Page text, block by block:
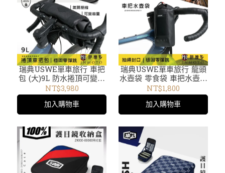
瑞典USWE單車旅行 車把
包 (大)9L 防水捲頂可變容
量 BikePackig礫石車
Gravel環島200067001
NT$3,980
加入購物車
瑞典USWE單車旅行 龍頭
水壺袋 零食袋 車把水壺袋
BikePackig 礫石車
Gravel 環島 200066001
NT$1,800
加入購物車